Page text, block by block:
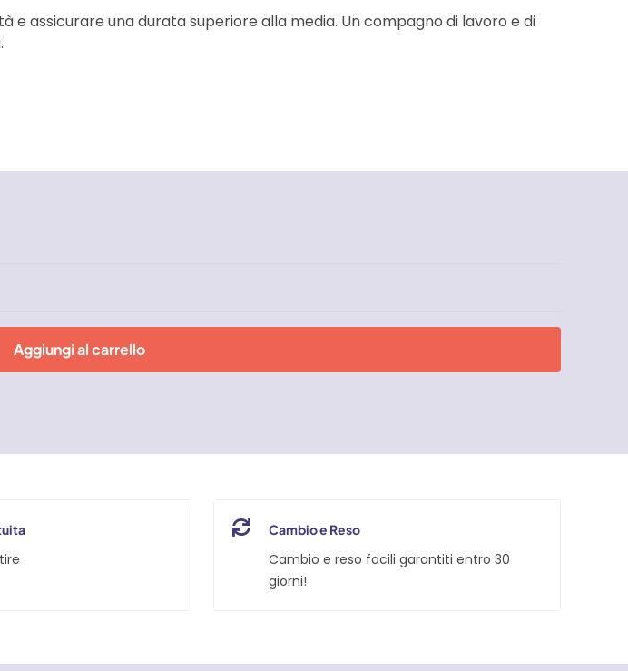
assicurare una durata superiore alla media. Un compagno di lavoro e di
Aggiungi al carrello
Cambio e Reso
Cambio e reso facili garantiti entro 30
giorni!